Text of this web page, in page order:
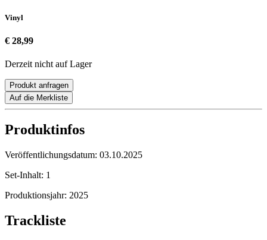
Vinyl
€ 28,99
Derzeit nicht auf Lager
Produkt anfragen
Auf die Merkliste
Produktinfos
Veröffentlichungsdatum: 03.10.2025
Set-Inhalt: 1
Produktionsjahr: 2025
Trackliste